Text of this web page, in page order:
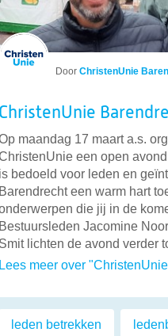
Door ChristenUnie
ChristenUnie
maandag 17 maart a.s.
een open
is bedoeld voor leden en
Barendrecht een warm hart
die jij in de
Bestuursleden Jacomine
Smit lichten de avond verder
Lees meer over
Labels:
leden betrekken